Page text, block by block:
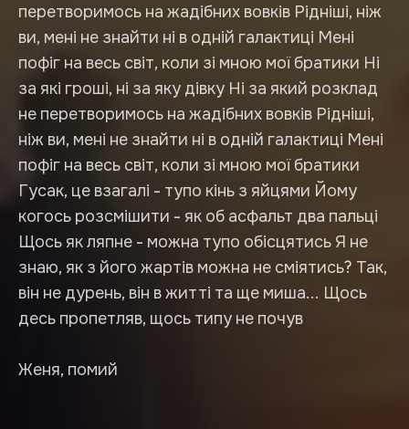
перетворимось на жадібних вовків Рідніші, ніж
ви, мені не знайти ні в одній галактиці Мені
пофіг на весь світ, коли зі мною мої братики Ні
за які гроші, ні за яку дівку Ні за який розклад
не перетворимось на жадібних вовків Рідніші,
ніж ви, мені не знайти ні в одній галактиці Мені
пофіг на весь світ, коли зі мною мої братики
Гусак, це взагалі - тупо кінь з яйцями Йому
когось розсмішити - як об асфальт два пальці
Щось як ляпне - можна тупо обісцятись Я не
знаю, як з його жартів можна не сміятись? Так,
він не дурень, він в житті та ще миша... Щось
десь пропетляв, щось типу не почув
Женя, помий